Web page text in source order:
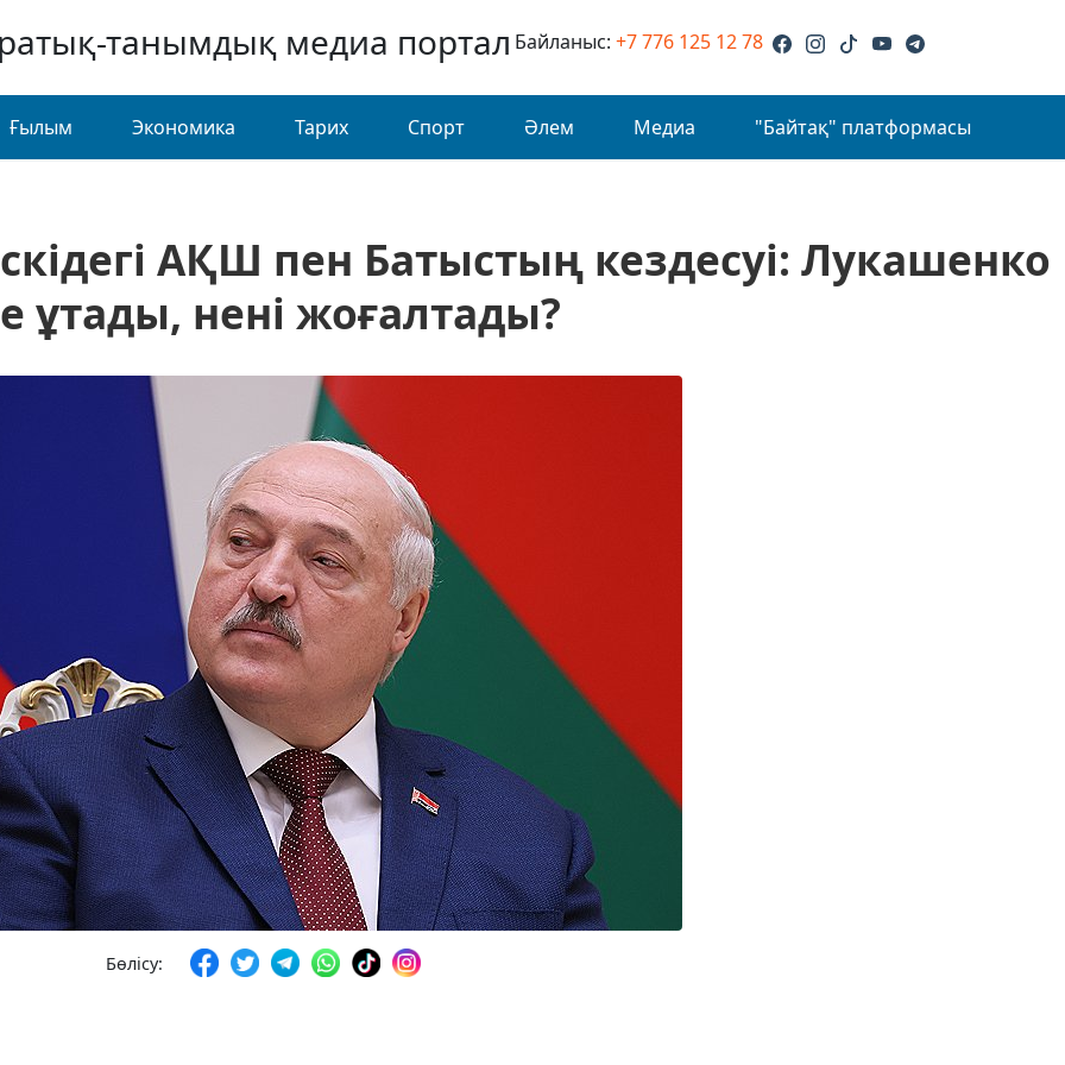
танымдық медиа портал Байланыс:+7 776 125 12 78
Ғылым Экономика Тарих Спорт Әлем Медиа "Байтақ" платформасы
АҚШ пен Батыстың кездесуі: Лукашенко
ұтады, нені жоғалтады?
Бөлісу: